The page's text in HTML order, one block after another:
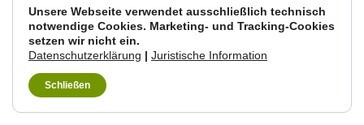
Unsere Webseite verwendet ausschließlich technisch
notwendige Cookies. Marketing- und Tracking-Cookies
setzen wir nicht ein.
Datenschutzerklärung | Juristische Information
Schließen